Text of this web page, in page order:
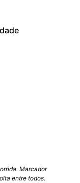
Marcador
entre todos.